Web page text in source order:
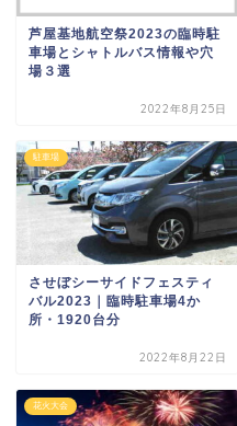
芦屋基地航空祭2023の臨時駐
車場とシャトルバス情報や穴
場３選
2022年8月25日
駐車場
させぼシーサイドフェスティ
バル2023｜臨時駐車場4か
所・1920台分
2022年8月22日
花火大会